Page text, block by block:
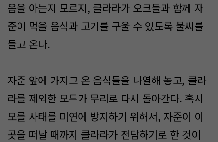
음을 아는지 모르지, 클라라가 오크들과 함께 자
준이 먹을 음식과 고기를 구울 수 있도록 불씨를
들고 온다.
자준 앞에 가지고 온 음식들을 나열해 놓고, 클라
라를 제외한 모두가 무리로 다시 돌아간다. 혹시
모를 사태를 미연에 방지하기 위해서, 자준이 이
곳을 떠날 때까지 클라라가 전담하기로 한 것이